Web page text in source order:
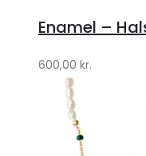
Lykke
by
Lykke
Enamel –
600,00 kr.